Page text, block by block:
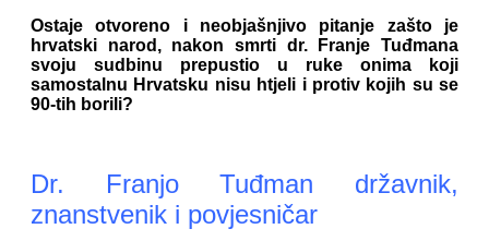
Ostaje otvoreno i neobjašnjivo pitanje zašto je
hrvatski narod, nakon smrti dr. Franje Tuđmana
svoju sudbinu prepustio u ruke onima koji
samostalnu Hrvatsku nisu htjeli i protiv kojih su se
90-tih borili?
Dr. Franjo Tuđman državnik,
znanstvenik i povjesničar